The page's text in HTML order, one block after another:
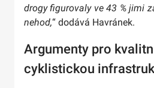
drogy figurovaly ve 43 % jimi
nehod,“ dodává Havránek.
Argumenty pro
cyklistickou